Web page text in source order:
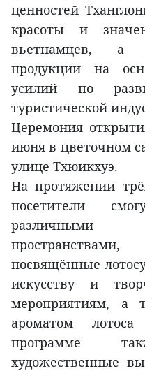
ценностей
красоты и
вьетнамцев, а
продукции на
усилий по
туристической
Церемония
июня в цветочном
улице Тхюикхуэ.
На протяжении
посетители
различными
посвящённые
искусству и
мероприятиям, а
ароматом
программе
художественные